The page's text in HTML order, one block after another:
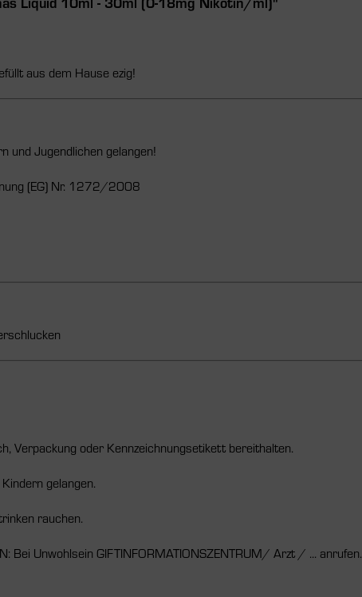
aus dem Hause ezig!
und Jugendlichen gelangen!
(EG) Nr. 1272/2008
Verpackung oder Kennzeichnungsetikett bereithalten.
gelangen.
rauchen.
Bei Unwohlsein GIFTINFORMATIONSZENTRUM/ Arzt / ... anrufen.